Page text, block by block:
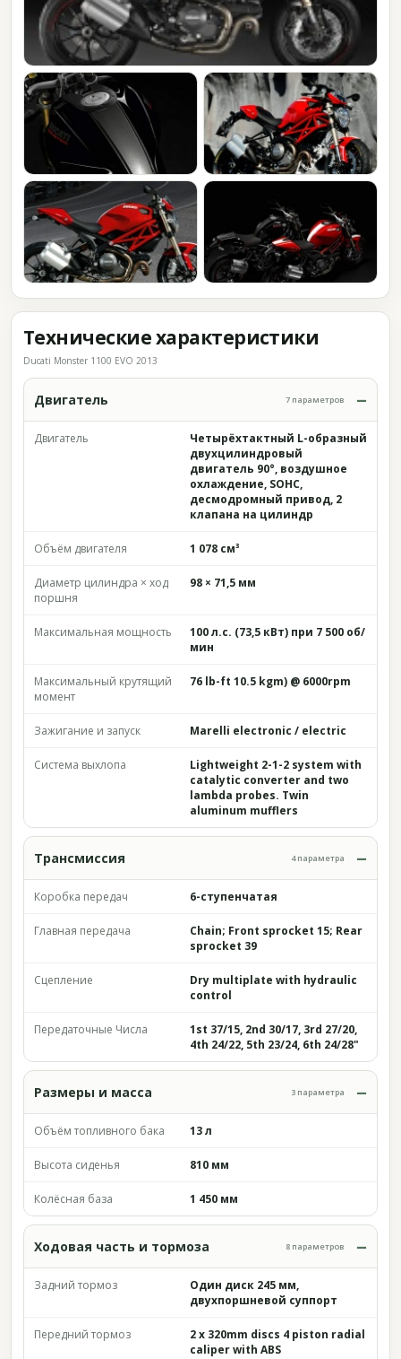
Технические характеристики
Ducati Monster 1100 EVO 2013
Двигатель 7 параметров
Двигатель
Четырёхтактный L-образный
двухцилиндровый
двигатель 90°, воздушное
охлаждение, SOHC,
десмодромный привод, 2
клапана на цилиндр
Объём двигателя 1 078 см³
Диаметр цилиндра × ход
поршня
98 × 71,5 мм
Максимальная мощность
100 л.с. (73,5 кВт) при 7 500 об/
мин
Максимальный крутящий
момент
76 lb-ft 10.5 kgm) @ 6000rpm
Зажигание и запуск Marelli electronic / electric
Система выхлопа
Lightweight 2-1-2 system with
catalytic converter and two
lambda probes. Twin
aluminum mufflers
Трансмиссия 4 параметра
Коробка передач 6-ступенчатая
Главная передача
Chain; Front sprocket 15; Rear
sprocket 39
Сцепление
Dry multiplate with hydraulic
control
Передаточные Числа
1st 37/15, 2nd 30/17, 3rd 27/20,
4th 24/22, 5th 23/24, 6th 24/28"
Размеры и масса 3 параметра
Объём топливного бака 13 л
Высота сиденья 810 мм
Колёсная база 1 450 мм
Ходовая часть и тормоза 8 параметров
Задний тормоз
Один диск 245 мм,
двухпоршневой суппорт
Передний тормоз
2 x 320mm discs 4 piston radial
caliper with ABS